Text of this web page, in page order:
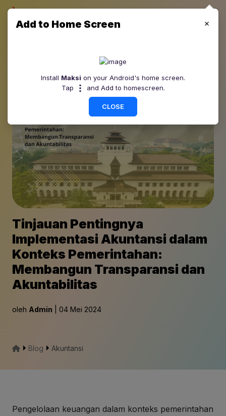
Tinjauan Pentingnya
Implementasi Akuntansi dalam
Konteks Pemerintahan:
Membangun Transparansi dan
Akuntabilitas
oleh Admin | 04 Mei 2024
Blog Akuntansi
Pengelolaan keuangan dalam konteks pemerintahan
Add to Home Screen
Install Maksi on your Android's home screen.
Tap
and Add to homescreen.
CLOSE